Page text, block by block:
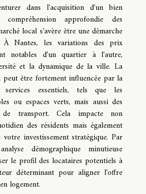
dans l'acquisition d'un bien
approfondie des
local s'avère être une démarche
À Nantes, les variations des prix
notables d'un quartier à l'autre,
et la dynamique de la ville. La
être fortement influencée par la
essentiels, tels que les
ou espaces verts, mais aussi des
de transport. Cela impacte non
des résidents mais également
investissement stratégique. Par
démographique minutieuse
le profil des locataires potentiels à
déterminant pour aligner l'offre
logement.